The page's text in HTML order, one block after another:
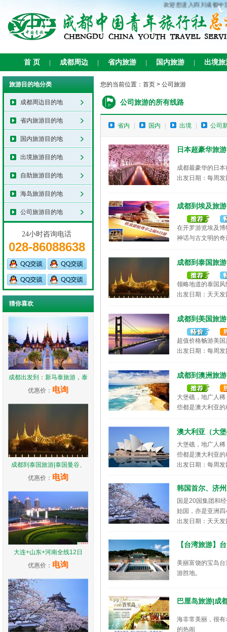
欢迎您进入四川成都中
首 页 成都周边 省内旅游 国内旅游 出境旅
旅游目的地分类
成都周边目的地
省内旅游目的地
国内旅游目的地
出境旅游目的地
自助旅游目的地
海岛旅游目的地
公司旅游目的地
24小时咨询电话
028-86088638
猜你喜欢
成都出发到：新马泰旅游，泰
优惠价： 电询
成都到泰国旅游|泰国曼谷、
优惠价： 电询
大连+山东+河南全线12日
优惠价： 电询
您的当前位置： 首页 > 公司旅游
公司旅游的所有线路
省内 国内 出境 公司
日本超豪华旅
成都最豪华的日
出发日期：每周
成都到埃及旅
在开罗游览埃及
神话与古文明的
成都到泰国旅
领略地道的泰国
出发日期：天天
成都到美国旅
超值价格畅游美
出发日期：每周
成都到澳洲旅
大堡礁，地广人
些都是澳大利亚
澳大利亚（大
大堡礁，地广人
些都是澳大利亚
出发日期：每周
韩国首尔、济
国是20国集团和
始国，亦是亚洲
出发日期：天天
【台湾旅游】
美丽富饶的宝岛
游胜地。
巴厘岛旅游|成
海非常美丽，很
的热闹